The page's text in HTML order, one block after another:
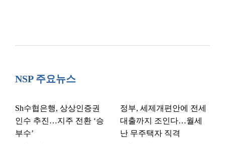
NSP 주요뉴스
Sh수협은행, 상상인증권
인수 추진…지주 전환 ‘승
부수’
정부, 세제개편안에 전세
대출까지 조인다…월세
난 무주택자 직격